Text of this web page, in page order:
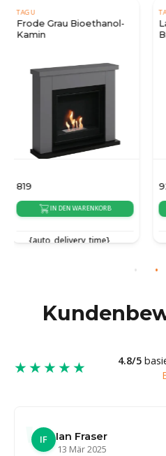
TAGU
Larsen Schwarz
Bioethanol-Kamin
929
IN DEN WARENKORB
{auto_delivery_time}
★★★★★ 4.8/5
IF
Ian Fraser
13 Mär 2025